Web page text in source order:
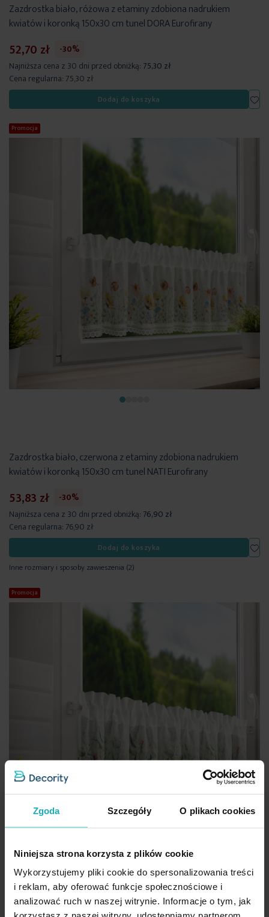
Zgoda Szczegóły O plikach cookies
Niniejsza strona korzysta z plików cookie
Wykorzystujemy pliki cookie do spersonalizowania treści
i reklam, aby oferować funkcje społecznościowe i
analizować ruch w naszej witrynie. Informacje o tym, jak
Zazdrostka biało, różowa z etaminy zdobiona nadrukiem
kwiatów i koronką 150x30 cm tunel DORA Eurofirany
52,70 zł
-30%
Najniższa cena z 30 dni przed obniżką: 75,30 zł
Cena regularna: 75,30 zł
Dodaj do koszyka
Promocja
Zazdrostka biało, czerwona z etaminy zdobiona nadrukiem
kwiatów i koronką 150x30 cm tunel NATI Eurofirany
53,83 zł
-30%
Najniższa cena z 30 dni przed obniżką: 76,90 zł
Cena regularna: 76,90 zł
Dodaj do koszyka
Inne rozmiary i sposoby zawieszenia (2)
Promocja